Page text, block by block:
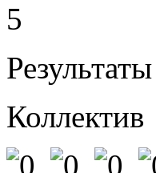
5
Коллектив